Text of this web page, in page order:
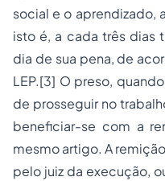
social e o aprendizado,
isto é, a cada três dias
dia de sua pena, de
LEP.[3] O preso,
de prosseguir no
beneficiar-se com a
mesmo artigo. A
pelo juiz da execução,